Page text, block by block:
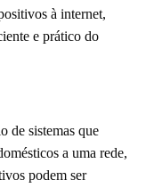
à internet,
e prático do
de sistemas que
a uma rede,
podem ser